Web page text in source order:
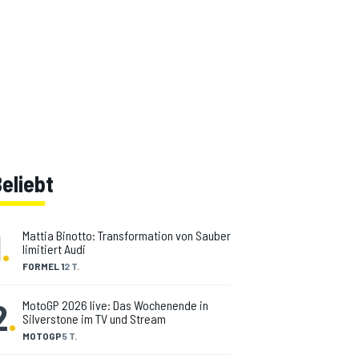
. FORMEL 12 T.
Mattia Binotto: Transformation von Sauber
limitiert Audi
. MOTOGP5 T.
MotoGP 2026 live: Das Wochenende in
Silverstone im TV und Stream